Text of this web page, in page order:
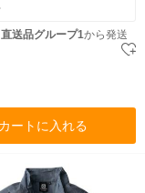
送品グループ1から発送
カートに入れる